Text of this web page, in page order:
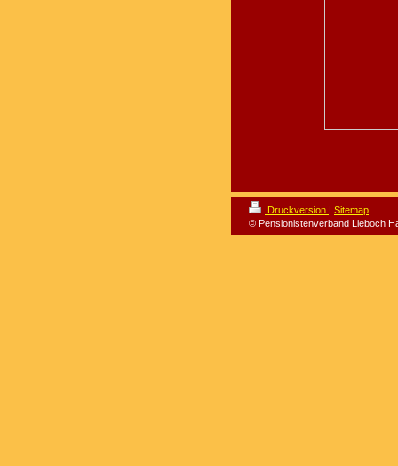
Druckversion | Sitemap
© Pensionistenverband Lieboch